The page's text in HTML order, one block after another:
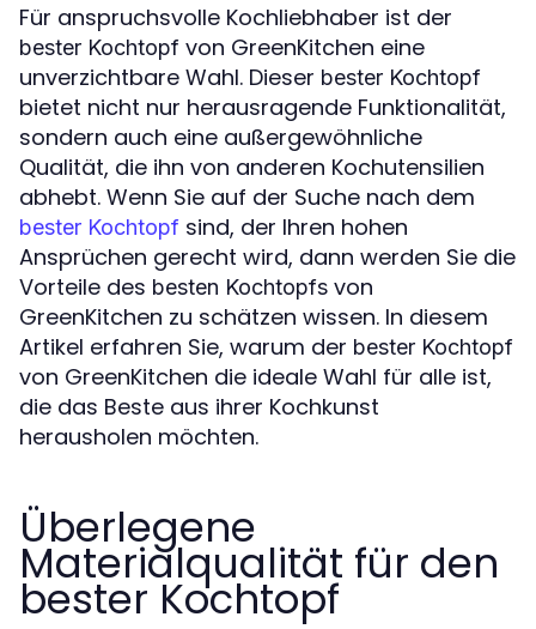
Für anspruchsvolle Kochliebhaber ist der
bester Kochtopf von GreenKitchen eine
unverzichtbare Wahl. Dieser bester Kochtopf
bietet nicht nur herausragende Funktionalität,
sondern auch eine außergewöhnliche
Qualität, die ihn von anderen Kochutensilien
abhebt. Wenn Sie auf der Suche nach dem
bester Kochtopf sind, der Ihren hohen
Ansprüchen gerecht wird, dann werden Sie die
Vorteile des besten Kochtopfs von
GreenKitchen zu schätzen wissen. In diesem
Artikel erfahren Sie, warum der bester Kochtopf
von GreenKitchen die ideale Wahl für alle ist,
die das Beste aus ihrer Kochkunst
herausholen möchten.
Überlegene
Materialqualität für den
bester Kochtopf